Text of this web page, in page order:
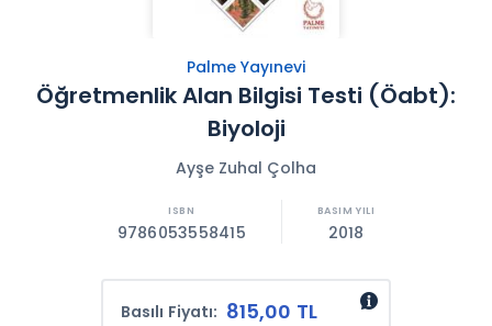
Palme Yayınevi
Öğretmenlik Alan Bilgisi Testi (Öabt):
Biyoloji
Ayşe Zuhal Çolha
9786053558415 2018
Basılı Fiyatı: 815,00 TL